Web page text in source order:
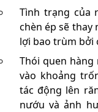
Tình trạng của
chèn ép sẽ thay
lợi bao trùm bởi
Thói quen hàng
vào khoảng
tác động lên
nướu và ảnh